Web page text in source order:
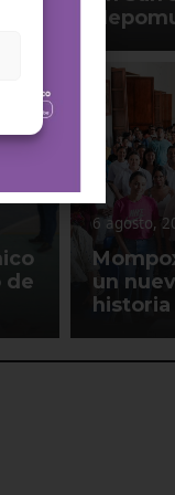
de
6 agosto,
un